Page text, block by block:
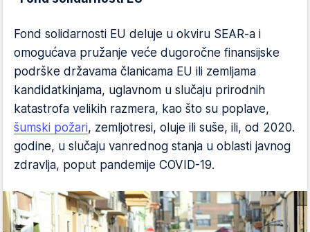
Fond solidarnosti EU deluje u okviru SEAR-a i
omogućava pružanje veće dugoročne finansijske
podrške državama članicama EU ili zemljama
kandidatkinjama, uglavnom u slučaju prirodnih
katastrofa velikih razmera, kao što su poplave,
šumski požari, zemljotresi, oluje ili suše, ili, od 2020.
godine, u slučaju vanrednog stanja u oblasti javnog
zdravlja, poput pandemije COVID-19.